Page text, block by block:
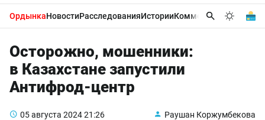
ОрдынкаНовостиРасследованияИсторииКомментарииБизнес
Осторожно, мошенники:
в Казахстане запустили
Антифрод-центр
05 августа 202421:26 Раушан Коржумбекова